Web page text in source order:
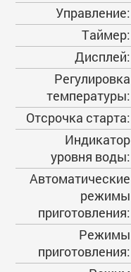
Управление:
Таймер:
Дисплей:
Регулировка
температуры:
Отсрочка старта:
Индикатор
уровня воды:
Автоматические
режимы
приготовления:
Режимы
приготовления: